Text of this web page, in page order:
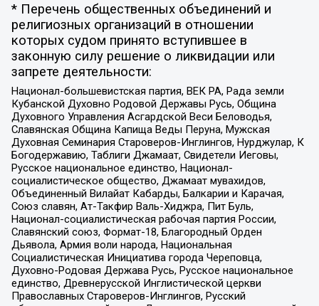
* Перечень общественных объединений и
религиозных организаций в отношении
которых судом принято вступившее в
законную силу решение о ликвидации или
запрете деятельности:
Национал-большевистская партия, ВЕК РА, Рада земли
Кубанской Духовно Родовой Державы Русь, Община
Духовного Управления Асгардской Веси Беловодья,
Славянская Община Капища Веды Перуна, Мужская
Духовная Семинария Староверов-Инглингов, Нурджулар, К
Богодержавию, Таблиги Джамаат, Свидетели Иеговы,
Русское национальное единство, Национал-
социалистическое общество, Джамаат мувахидов,
Объединенный Вилайат Кабарды, Балкарии и Карачая,
Союз славян, Ат-Такфир Валь-Хиджра, Пит Буль,
Национал-социалистическая рабочая партия России,
Славянский союз, Формат-18, Благородный Орден
Дьявола, Армия воли народа, Национальная
Социалистическая Инициатива города Череповца,
Духовно-Родовая Держава Русь, Русское национальное
единство, Древнерусской Инглистической церкви
Православных Староверов-Инглингов, Русский